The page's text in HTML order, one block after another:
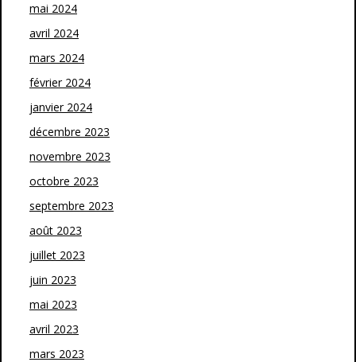
mai 2024
avril 2024
mars 2024
février 2024
janvier 2024
décembre 2023
novembre 2023
octobre 2023
septembre 2023
août 2023
juillet 2023
juin 2023
mai 2023
avril 2023
mars 2023